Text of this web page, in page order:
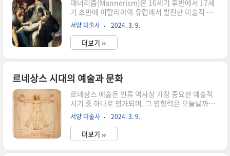
역할을 하게 되었습니다. 군주의 세속적 권력: 군주
들은 예술을 통해 권력과 영광을 강조하기 위해 화
려하고 과장된 양식을 선호했습니다. 예술적 특징 -
동적이고 드라마틱한 표현 바로크 예술은 동적인
표현과 강렬한 감정을 중시했습니다..
매너리즘(Mannerism)은 16세기 후반에서 17세
기 초반에 이탈리아와 유럽에서 발전한 미술적 운
동으로, 르네상스 미술의 쇠퇴와 바로크 미술의 등
장 사이에 위치합니다. 매너리즘은 르네상스의 이
상적인 비율과 조화를 탈피하고 과장된 형태와 표
현을 강조하여 독특한 미적 경향을 보입니다. 이 운
적 배경 매너리즘은 르네상스의 정교한 기법과 비
롯되었지만, 르네상스 후기에 나타난 이상주의적
인 경향과 과장된 표현으로 전환되었습니다. 이 단
계에서 예술가들은 더 이상 현실을 그대로 재현하
려는 것이 아니라, 개인적이고 독창적인 시각을 표
현하고자 했습니다. 이런 변화는 다양한 역사적, 사
회적, 문화적 요인으로 인해 나타났습니다. ..
서양 미술사 2024. 3. 9.
더보기 ››
르네상스 시대의 예술과 문화
르네상스 예술은 인류 역사상 가장 중요한 예술적
시기 중 하나로 평가되며, 그 영향력은 오늘날까지
이어지고 있습니다. 이 시기의 예술은 인간 중심주
의적인 시각과 기술적 혁신의 결합으로써 유럽 예
술의 새로운 시대를 열었습니다. 르네상스 예술은
인류 역사상 가장 중요한 예술적 시기 중 하나로 평
서양 미술사 2024. 3. 9.
더보기 ››